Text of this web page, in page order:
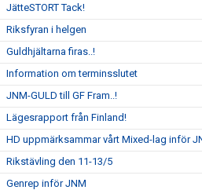
JätteSTORT Tack!
Riksfyran i helgen
Guldhjältarna firas..!
Information om terminsslutet
JNM-GULD till GF Fram..!
Lägesrapport från Finland!
HD uppmärksammar vårt Mixed-lag inför
Rikstävling den 11-13/5
Genrep inför JNM